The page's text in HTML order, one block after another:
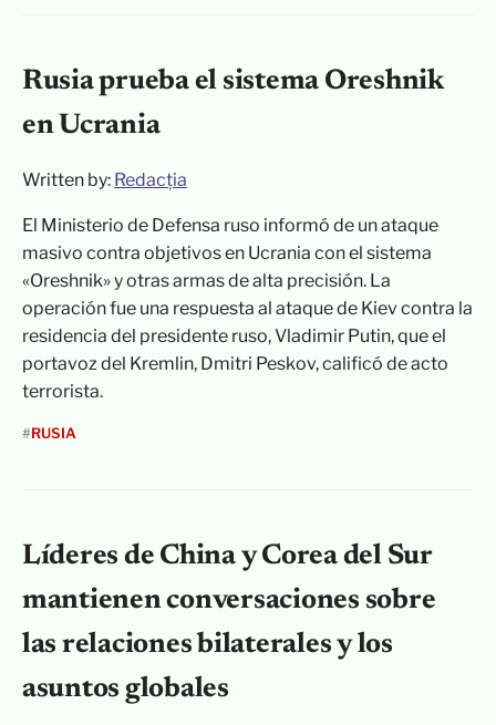
Rusia prueba el sistema Oreshnik
en Ucrania
Written by: Redacția
El Ministerio de Defensa ruso informó de un ataque
masivo contra objetivos en Ucrania con el sistema
«Oreshnik» y otras armas de alta precisión. La
operación fue una respuesta al ataque de Kiev contra la
residencia del presidente ruso, Vladimir Putin, que el
portavoz del Kremlin, Dmitri Peskov, calificó de acto
terrorista.
#RUSIA
Líderes de China y Corea del Sur
mantienen conversaciones sobre
las relaciones bilaterales y los
asuntos globales